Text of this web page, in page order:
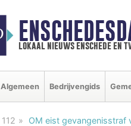
lokaal nieuws enschede en
Algemeen Bedrijvengids
112 OM eist gevangenisstraf